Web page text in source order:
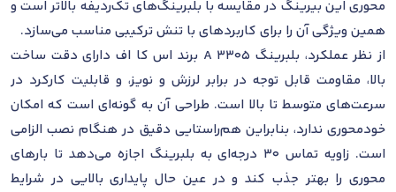
محوری این بیرینگ در مقایسه با بلبرینگ‌های تک‌ردیفه بالاتر است و
همین ویژگی آن را برای کاربردهای با تنش ترکیبی مناسب می‌سازد.
از نظر عملکرد، بلبرینگ 3305 A برند اس کا اف دارای دقت ساخت
بالا، مقاومت قابل توجه در برابر لرزش و نویز، و قابلیت کارکرد در
سرعت‌های متوسط تا بالا است. طراحی آن به گونه‌ای است که امکان
خودمحوری ندارد، بنابراین هم‌راستایی دقیق در هنگام نصب الزامی
است. زاویه تماس 30 درجه‌ای به بلبرینگ اجازه می‌دهد تا بارهای
محوری را بهتر جذب کند و در عین حال پایداری بالایی در شرایط